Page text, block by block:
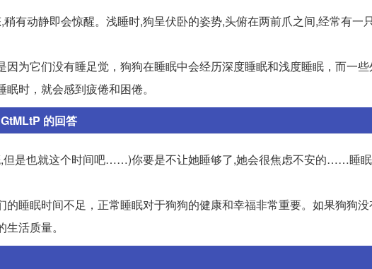
有动静即会惊醒。浅睡时,狗呈伏卧的姿势,头俯在两前爪之间,经常有一
因为它们没有睡足觉，狗狗在睡眠中会经历深度睡眠和浅度睡眠，而一
时，就会感到疲倦和困倦。
的回答
但是也就这个时间吧……)你要是不让她睡够了,她会很焦虑不安的……睡
的睡眠时间不足，正常睡眠对于狗狗的健康和幸福非常重要。如果狗狗
活质量。